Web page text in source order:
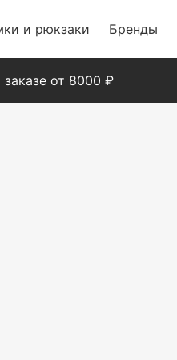
и рюкзаки Бренды
заказе от 8000 ₽